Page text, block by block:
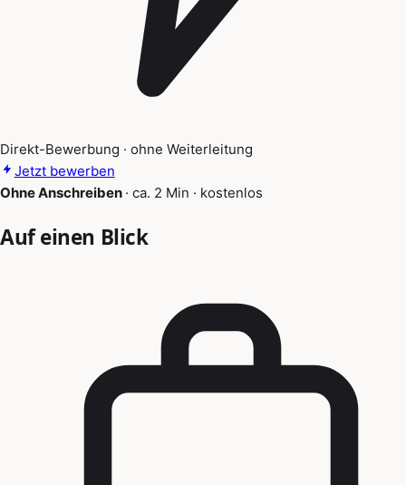
Direkt-Bewerbung · ohne Weiterleitung
Jetzt bewerben
Ohne Anschreiben · ca. 2 Min · kostenlos
Auf einen Blick